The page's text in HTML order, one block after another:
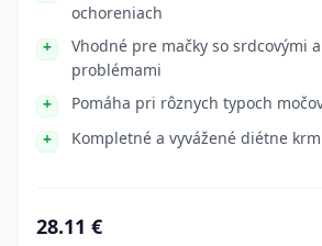
ochoreniach
Vhodné pre mačky so srdcovými
problémami
Pomáha pri rôznych typoch
Kompletné a vyvážené diétne
28.11 €